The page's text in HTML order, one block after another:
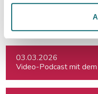
03.03.2026
Video-Podcast mit